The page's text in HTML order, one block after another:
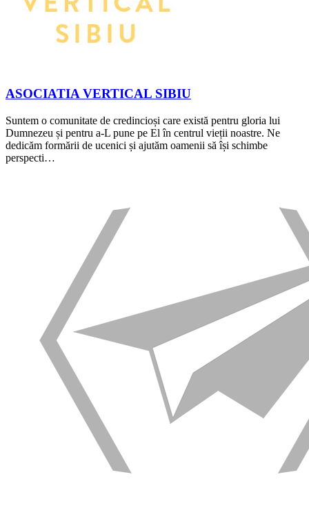
ASOCIATIA VERTICAL SIBIU
Suntem o comunitate de credincioși care există pentru gloria lui
Dumnezeu și pentru a-L pune pe El în centrul vieții noastre. Ne
dedicăm formării de ucenici și ajutăm oamenii să își schimbe
perspecti…